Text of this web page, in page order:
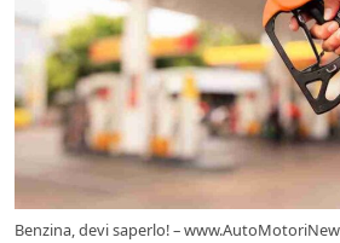
Benzina, devi saperlo! –